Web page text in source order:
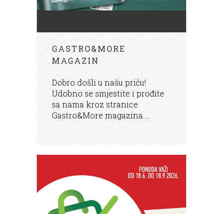
GASTRO&MORE
MAGAZIN
Dobro došli u našu priču!
Udobno se smjestite i prođite
sa nama kroz stranice
Gastro&More magazina....